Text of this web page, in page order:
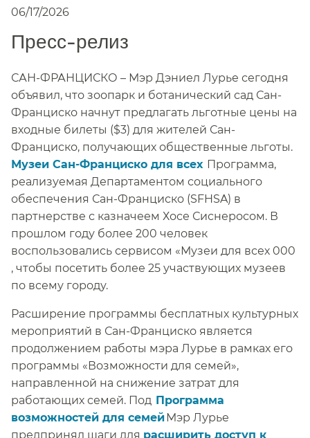
06/17/2026
Пресс-релиз​​
САН-ФРАНЦИСКО – Мэр Дэниел Лурье сегодня
объявил, что зоопарк и ботанический сад Сан-
Франциско начнут предлагать льготные цены на
входные билеты ($3) для жителей Сан-
Франциско, получающих общественные льготы.​​
Музеи Сан-Франциско для всех​​ Программа,
реализуемая Департаментом социального
обеспечения Сан-Франциско (SFHSA) в
партнерстве с казначеем Хосе Сиснеросом. В
прошлом году более 200 человек
воспользовались сервисом «Музеи для всех 000
, чтобы посетить более 25 участвующих музеев
по всему городу.​​
Расширение программы бесплатных культурных
мероприятий в Сан-Франциско является
продолжением работы мэра Лурье в рамках его
программы «Возможности для семей»,
направленной на снижение затрат для
работающих семей. Под​​ Программа
возможностей для семей​​ Мэр Лурье
предпринял шаги для ​​ расширить доступ к